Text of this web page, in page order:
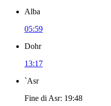
Alba
05:59
Dohr
13:17
`Asr
Fine di Asr: 19:48